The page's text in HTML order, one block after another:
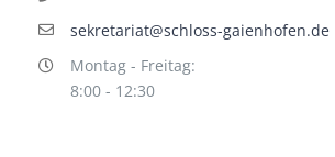
sekretariat@schloss-gaienhofen.de
Montag - Freitag:
8:00 - 12:30